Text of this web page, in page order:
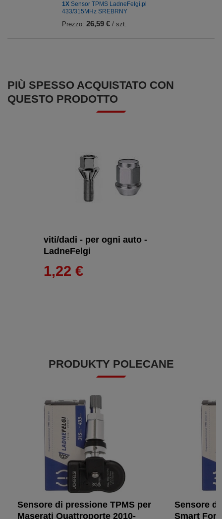
1X Sensor TPMS LadneFelgi.pl
433/315MHz SREBRNY
Prezzo: 26,59 €/ szt.
PIÙ SPESSO ACQUISTATO CON
QUESTO PRODOTTO
viti/dadi - per ogni auto -
LadneFelgi
1,22 €
PRODUKTY POLECANE
Sensore di pressione TPMS per
Maserati Quattroporte 2010-
Sensore
Smart